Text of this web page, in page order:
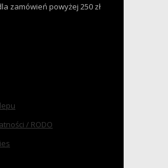
zamówień powyżej 250 zł
/ RODO